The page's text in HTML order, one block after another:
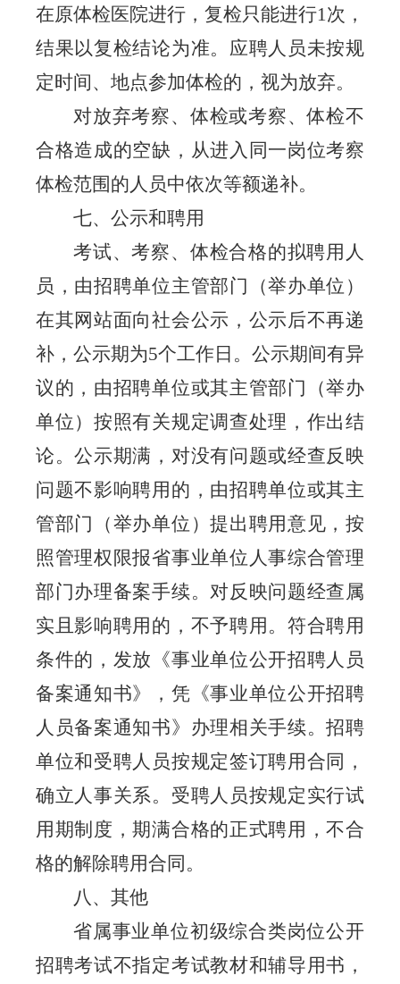
在原体检医院进行，复检只能进行1次，
结果以复检结论为准。应聘人员未按规
定时间、地点参加体检的，视为放弃。
对放弃考察、体检或考察、体检不
合格造成的空缺，从进入同一岗位考察
体检范围的人员中依次等额递补。
七、公示和聘用
考试、考察、体检合格的拟聘用人
员，由招聘单位主管部门（举办单位）
在其网站面向社会公示，公示后不再递
补，公示期为5个工作日。公示期间有异
议的， 由招聘单位或其主管部门（举办
单位）按照有关规定调查处理，作出结
论。公示期满，对没有问题或经查反映
问题不影响聘用的，由招聘单位或其主
管部门（举办单位）提出聘用意见，按
照管理权限报省事业单位人事综合管理
部门办理备案手续。对反映问题经查属
实且影响聘用的，不予聘用。符合聘用
条件的，发放《事业单位公开招聘人员
备案通知书》，凭《事业单位公开招聘
人员备案通知书》办理相关手续。招聘
单位和受聘人员按规定签订聘用合同，
确立人事关系。受聘人员按规定实行试
用期制度，期满合格的正式聘用，不合
格的解除聘用合同。
八、其他
省属事业单位初级综合类岗位公开
招聘考试不指定考试教材和辅导用书，